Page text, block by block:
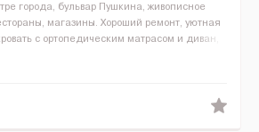
города, бульвар Пушкина, живописное
магазины. Хороший ремонт, уютная
с ортопедическим матрасом и диван,
вся быттехника, пос...